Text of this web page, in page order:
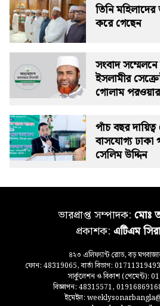
তিনি
করে গেছেন
সংবাদ
ইসলামীর
গোলাম
পাঁচ বছর
বাসযোগ্য
সেলিম উদ্দিন
ভারপ্রাপ্ত সম্পাদক: মোঃ
প্রকাশক: এটিএম
৪২৩ এলিফ্যান্ট রোড, বড়
ফোন: 48319065, বার্তা বিভাগ:
সার্কুলেশন ও বিকাশ (পেমেন্ট):
বিজ্ঞাপন: 48315571,
ইমেইল: